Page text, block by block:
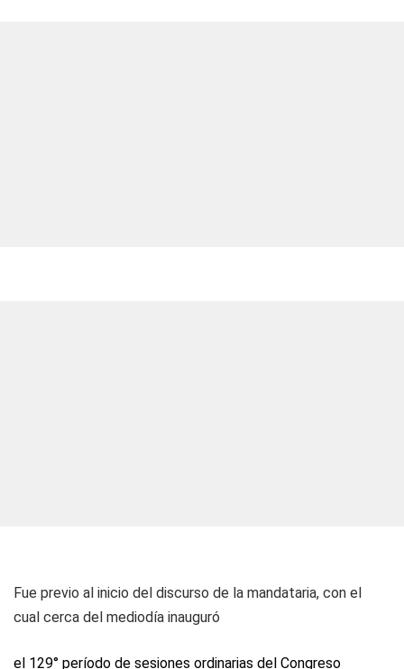
Fue previo al inicio del discurso de la mandataria, con el
cual cerca del mediodía inauguró
el 129° período de sesiones ordinarias del Congreso